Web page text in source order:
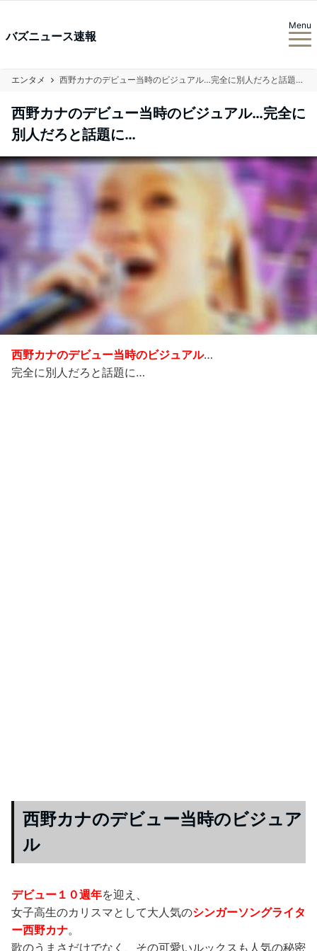
バズニュース速報
Menu
エンタメ 西野カナのデビュー当時のビジュアル…完全に別人だろと話題に…
西野カナのデビュー当時のビジュアル…完全に
別人だろと話題に…
西野カナのデビュー当時のビジュアル…
完全に別人だろと話題に…
西野カナのデビュー当時のビジュア
ル
デビュー１０週年を迎え、
女子高生のカリスマとして大人気のシンガーソングライタ
ー西野カナ。
歌のうまさだけでなく、その可愛いルックスも人気の秘密